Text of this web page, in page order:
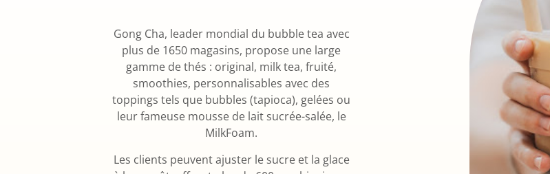
Gong Cha, leader mondial du bubble tea avec
plus de 1650 magasins, propose une large
gamme de thés : original, milk tea, fruité,
smoothies, personnalisables avec des
toppings tels que bubbles (tapioca), gelées ou
leur fameuse mousse de lait sucrée-salée, le
MilkFoam.
Les clients peuvent ajuster le sucre et la glace